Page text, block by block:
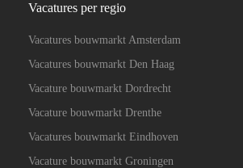
Vacatures per regio
Vacatures bouwmarkt Amsterdam
Vacatures bouwmarkt Den Haag
Vacature bouwmarkt Dordrecht
Vacature bouwmarkt Drenthe
Vacatures bouwmarkt Eindhoven
Vacature bouwmarkt Groningen